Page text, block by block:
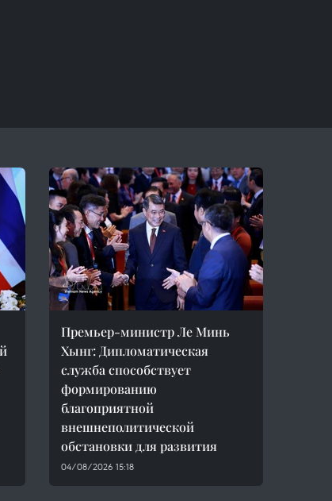
Премьер-министр Ле Минь
Хынг: Дипломатическая
служба способствует
формированию
благоприятной
внешнеполитической
обстановки для развития
04/08/2026 15:18